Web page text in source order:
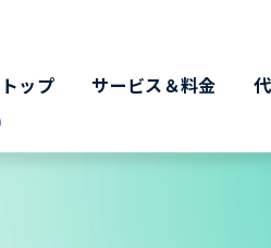
トップ サービス＆料金